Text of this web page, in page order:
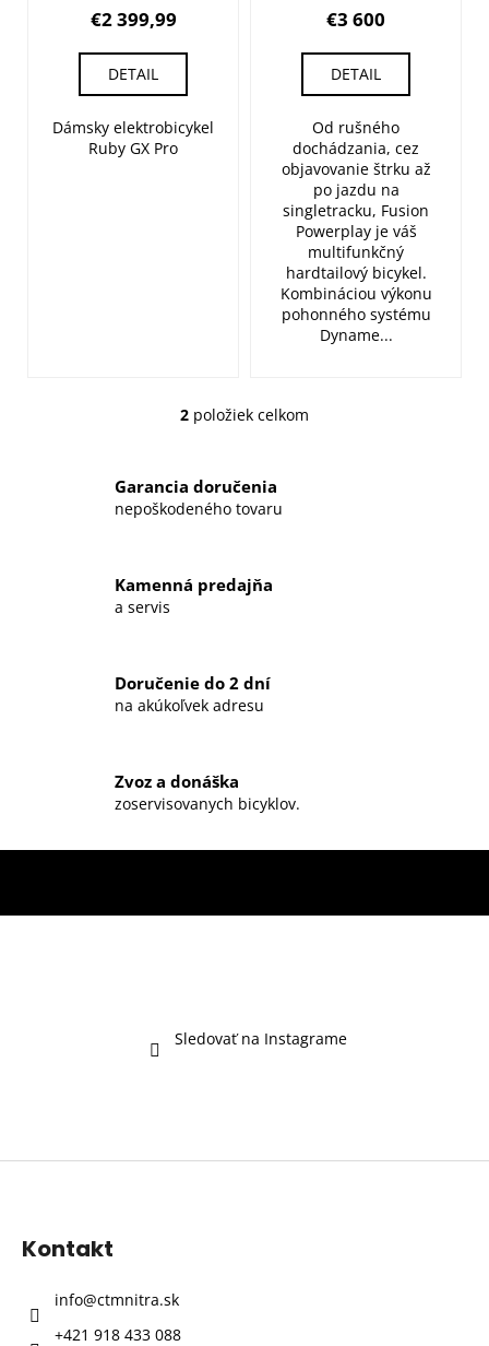
€2 399,99
DETAIL
Dámsky elektrobicykel
Ruby GX Pro
€3 600
DETAIL
Od rušného
dochádzania, cez
objavovanie štrku až
po jazdu na
singletracku, Fusion
Powerplay je váš
multifunkčný
hardtailový bicykel.
Kombináciou výkonu
pohonného systému
Dyname...
O
á
d
i
v
k
p
s
2 položiek celkom
Garancia doručenia
nepoškodeného tovaru
Kamenná predajňa
a servis
Doručenie do 2 dní
na akúkoľvek adresu
Zvoz a donáška
zoservisovanych bicyklov.
Sledovať na Instagrame
Z
Kontakt
info@ctmnitra.sk
+421 918 433 088